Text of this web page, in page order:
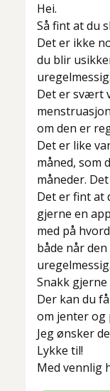
Hei.
Så fint at du
Det er ikke
du blir
uregelmessig.
Det er svært
om den er
Det er like
måned, som
måneder.
Det er fint at
gjerne en
med på
både når
uregelmessig.
Snakk
Der kan du
om jenter og
Jeg ønsker
Lykke til!
Med vennlig